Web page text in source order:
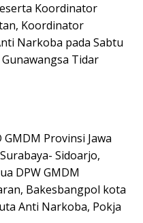
Koordinator
Koordinator
Narkoba pada Sabtu
Tidar
Provinsi Jawa
Sidoarjo,
DPW GMDM
Bakesbangpol kota
Anti Narkoba, Pokja